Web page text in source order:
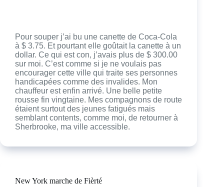
Pour souper j’ai bu une canette de Coca-Cola
à $ 3.75. Et pourtant elle goûtait la canette à un
dollar. Ce qui est con, j’avais plus de $ 300.00
sur moi. C’est comme si je ne voulais pas
encourager cette ville qui traite ses personnes
handicapées comme des invalides. Mon
chauffeur est enfin arrivé. Une belle petite
rousse fin vingtaine. Mes compagnons de route
étaient surtout des jeunes fatigués mais
semblant contents, comme moi, de retourner à
Sherbrooke, ma ville accessible.
New York marche de Fièrté